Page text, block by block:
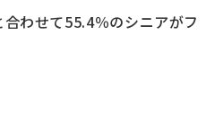
わせて55.4％のシニアがフ